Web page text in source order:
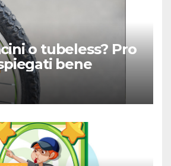
o tubeless? Pro
bene